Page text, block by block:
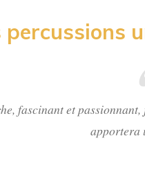
percussions
fascinant et
apportera